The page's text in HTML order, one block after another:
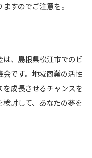
すのでご注意を。
、島根県松江市でのビ
です。地域商業の活性
成長させるチャンスを
討して、あなたの夢を